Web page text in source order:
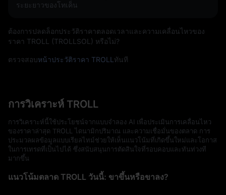
ระยะยาวของโทเค็น
ต้องการปลดล็อกประวัติราคาตลอดเวลาและความเคลื่อนไหวของ
ราคา TROLL (TROLLSOL) หรือไม่?
ตรวจสอบหน้าประวัติราคา TROLL ทันที
การวิเคราะห์ TROLL
การวิเคราะห์นี้ใช้ประโยชน์จากแบบจำลอง AI เพื่อประเมินการเคลื่อนไหว
ของราคาล่าสุด TROLL ไดนามิกปริมาณ และความเชื่อมั่นของตลาด การ
ประมวลผลข้อมูลแบบเรียลไทม์ช่วยให้เห็นแนวโน้มที่เกิดขึ้นใหม่และโอกาส
ในการเทรดที่เป็นไปได้ ซึ่งสนับสนุนการตัดสินใจที่รอบคอบและทันท่วงที
มากขึ้น
แนวโน้มตลาด TROLL วันนี้: ขาขึ้นหรือขาลง?